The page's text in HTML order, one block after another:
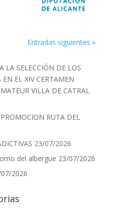
Entradas siguientes »
LA SELECCIÓN DE LOS
EL XIV CERTAMEN
VILLA DE CATRAL
RUTA DEL
23/07/2026
del albergue 23/07/2026
2026